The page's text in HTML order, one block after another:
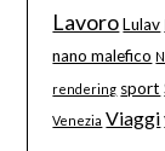
Lavoro Lulav
nano malefico
rendering sport
Venezia Viaggi